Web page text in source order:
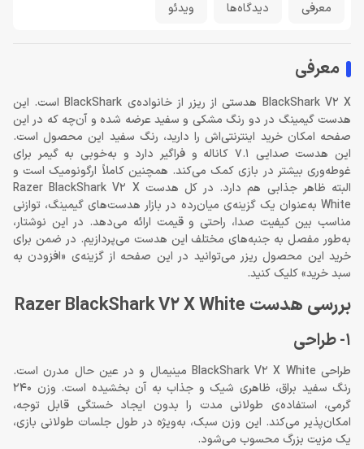
معرفی دیدگاه‌ها ویدئو
معرفی
BlackShark V2 X هدستی از ریزر از خانواده‌ی BlackShark است. این
هدست گیمینگ در دو رنگ مشکی و سفید عرضه شده و آن‌چه که در این
صفحه امکان خرید اینترنتی‌اش را دارید، رنگ سفید این محصول است.
این هدست صدایی 7.1 کاناله و فراگیر دارد و به‌خوبی به گیمر برای
غوطه‌وری بیشتر در بازی کمک می‌کند. همچنین کاملاً ارگونومیک است و
البته ظاهر جذابی هم دارد. در کل هدست Razer BlackShark V2 X
White به‌عنوان یک گزینه‌ی میان‌رده در بازار هدست‌های گیمینگ، توازنی
مناسب بین کیفیت صدا، راحتی و قیمت ارائه می‌دهد. در این نوشتار،
به‌طور مفصل به جنبه‌های مختلف این هدست می‌پردازیم. در ضمن برای
خرید این محصول ریزر می‌توانید در این صفحه از گزینه‌ی «افزودن به
سبد خرید» کلیک کنید.
بررسی هدست Razer BlackShark V2 X White
1- طراحی
طراحی BlackShark V2 X White مینیمال و در عین حال مدرن است.
رنگ سفید براق، ظاهری شیک و جذاب به آن بخشیده است. وزن 240
گرمی، استفاده‌ی طولانی مدت را بدون ایجاد خستگی قابل توجه،
امکان‌پذیر می‌کند. این وزن سبک، به‌ویژه در طول جلسات طولانی بازی،
یک مزیت بزرگ محسوب می‌شود.